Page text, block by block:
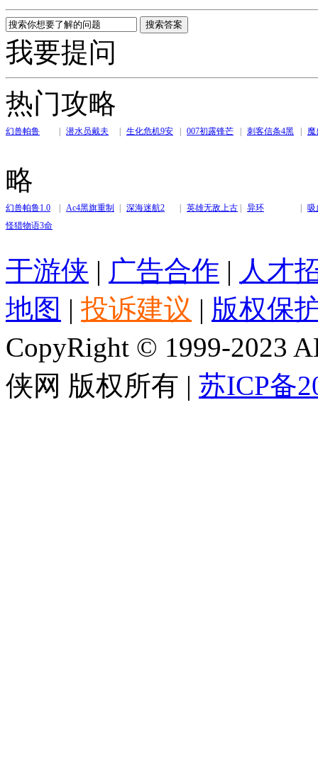
我要提问
热门攻略
幻兽帕鲁 | 潜水员戴夫 | 生化危机9安
| 007初露锋芒 | 刺客信条4黑
| 魔
略
幻兽帕鲁1.0 | Ac4黑旗重制
| 深海迷航2 | 英雄无敌上古 | 异环 | 吸
怪猎物语3命
于游侠 | 广告合作 | 人才
地图 | 投诉建议 | 版权保
CopyRight © 1999-2023
侠网 版权所有 | 苏ICP备